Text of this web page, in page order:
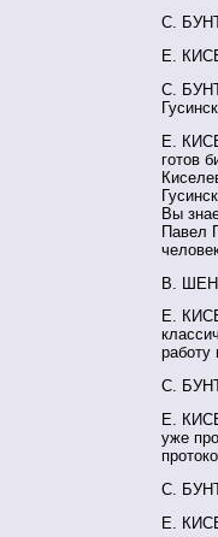
С.
Е.
С.
Е.
готов
Вы
Павел
В.
Е.
С.
Е.
уже
С.
Е.